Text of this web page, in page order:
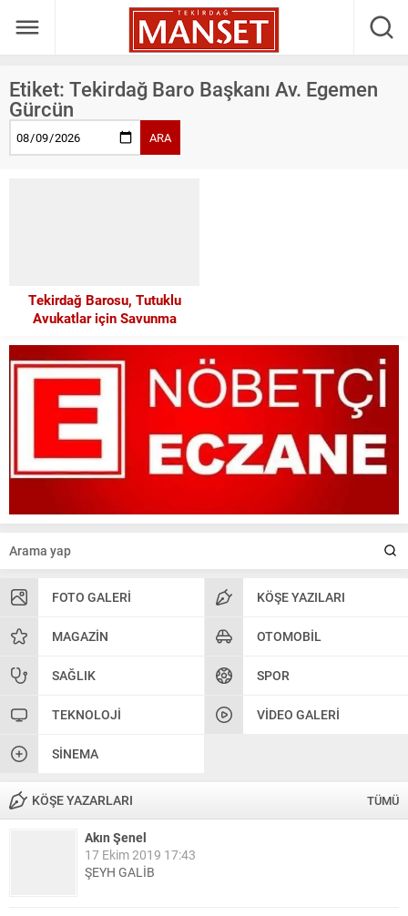
FOTO GALERI KÖŞE YAZILARI
MAGAZIN OTOMOBIL
SAĞLIK SPOR
TEKNOLOJI VIDEO GALERI
SINEMA
KÖŞE YAZARLARI TÜMÜ
Akın Şenel
17 Ekim 2019 17:43
ŞEYH GALİB
Etiket: Tekirdağ Baro Başkanı Av. Egemen
Gürcün
ARA
Tekirdağ Barosu, Tutuklu
Avukatlar için Savunma